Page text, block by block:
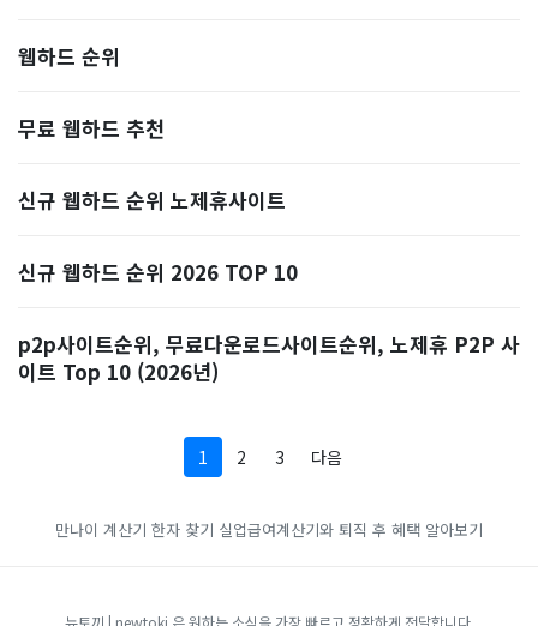
웹하드 순위
무료 웹하드 추천
신규 웹하드 순위 노제휴사이트
신규 웹하드 순위 2026 TOP 10
p2p사이트순위, 무료다운로드사이트순위, 노제휴 P2P 사
이트 Top 10 (2026년)
1 2 3 다음
만나이 계산기 한자 찾기 실업급여계산기와 퇴직 후 혜택 알아보기
뉴토끼 | newtoki 은 원하는 소식을 가장 빠르고 정확하게 전달합니다.